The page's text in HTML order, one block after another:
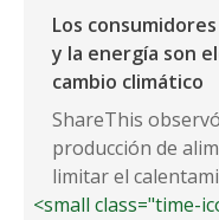
Los
y la energía son
cambio climático
ShareThis
producción de
limitar el
<small class="time-